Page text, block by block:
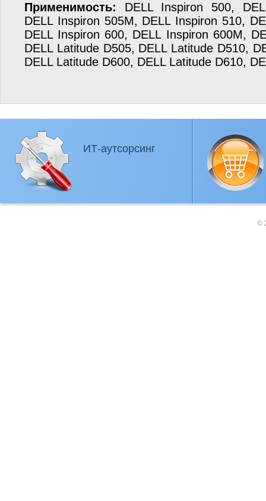
Применимость: DELL Inspiron 500,
DELL Inspiron 505M, DELL Inspiron 510,
DELL Inspiron 600, DELL Inspiron 600M,
DELL Latitude D505, DELL Latitude D510,
DELL Latitude D600, DELL Latitude D610,
ИТ-аутсорсинг
©